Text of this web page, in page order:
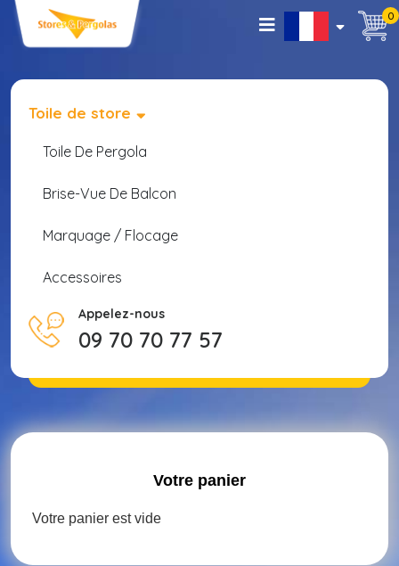
0
Toile de store
Toile De Pergola
Brise-Vue De Balcon
Marquage / Flocage
Accessoires
Appelez-nous
09 70 70 77 57
Votre panier
Votre panier est vide